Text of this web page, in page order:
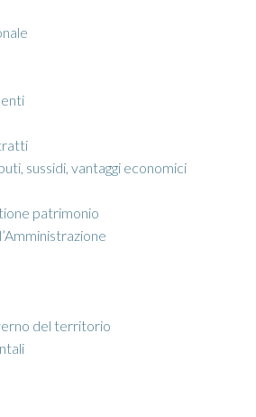
sussidi, vantaggi economici
patrimonio
del territorio